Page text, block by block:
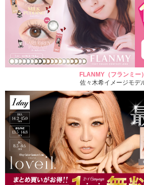
FLANMY（フランミー）
佐々木希イメージモデ